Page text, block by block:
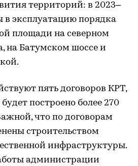
территорий: в 2023–
в эксплуатацию порядка
площади на северном
на Батумском шоссе и
пять договоров КРТ,
построено более 270
что по договорам
строительством
инфраструктуры.
администрации